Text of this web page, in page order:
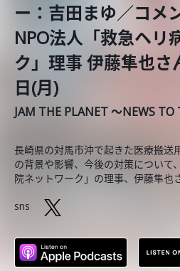
ー：吉田まゆ／コメ
NPO法人「救急ヘリ
ク」理事 伊藤隼也
日(月)
JAM THE PLANET ～NEWS TO
長崎県の対馬市沖で起きた医療搬送
の背景や影響、今後の対策について
院ネットワーク」の理事、伊藤隼也
sns